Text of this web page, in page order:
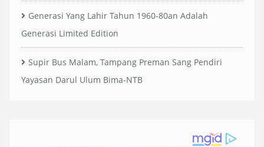
Generasi Yang Lahir Tahun 1960-80an Adalah
Generasi Limited Edition
Supir Bus Malam, Tampang Preman Sang Pendiri
Yayasan Darul Ulum Bima-NTB